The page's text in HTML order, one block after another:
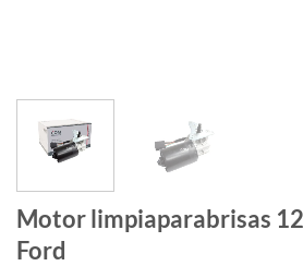
Motor limpiaparabrisas
Ford